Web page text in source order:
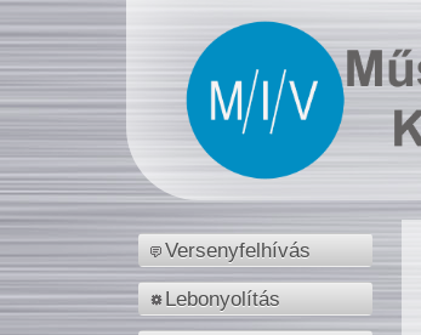
Versenyfelhívás
Lebonyolítás